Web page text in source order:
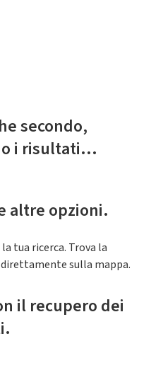
secondo,
i risultati...
altre opzioni.
tua ricerca. Trova la
sulla mappa.
il recupero dei